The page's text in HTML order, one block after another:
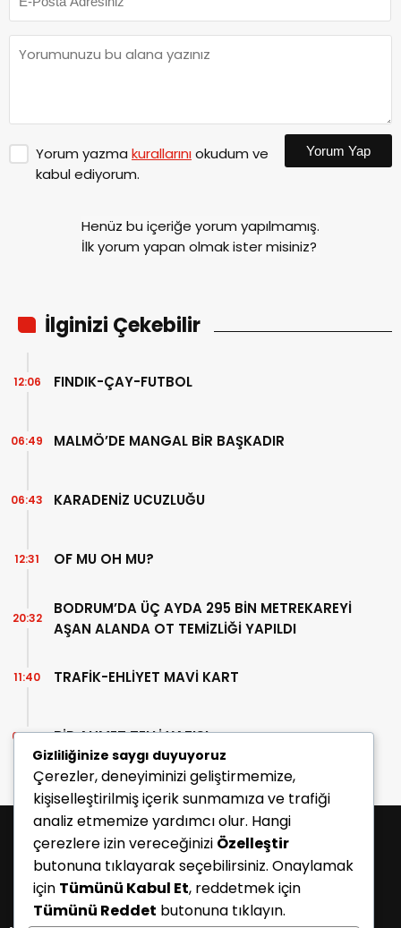
Yorum yazma kurallarınıokudum ve
kabul ediyorum.
Yorum Yap
Henüz bu içeriğe yorum yapılmamış.
İlk yorum yapan olmak ister misiniz?
İlginizi Çekebilir
FINDIK-ÇAY-FUTBOL
12:06
MALMÖ’DE MANGAL BİR BAŞKADIR
06:49
KARADENİZ UCUZLUĞU
06:43
OF MU OH MU?
12:31
BODRUM’DA ÜÇ AYDA 295 BİN METREKAREYİ
AŞAN ALANDA OT TEMİZLİĞİ YAPILDI
20:32
TRAFİK-EHLİYET MAVİ KART
11:40
BİR AHMET TELLİ YAZISI
07:30
Gizliliğinize saygı duyuyoruz
Çerezler, deneyiminizi geliştirmemize,
kişiselleştirilmiş içerik sunmamıza ve trafiği
analiz etmemize yardımcı olur. Hangi
çerezlere izin vereceğinizi Özelleştir
butonuna tıklayarak seçebilirsiniz. Onaylamak
için Tümünü Kabul Et, reddetmek için
Tümünü Reddet butonuna tıklayın.